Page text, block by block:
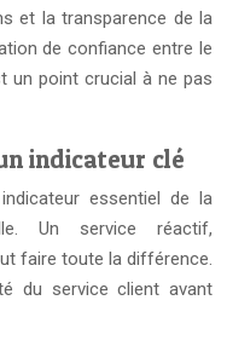
et la transparence de la
de confiance entre le
un point crucial à ne pas
indicateur clé
essentiel de la
Un service réactif,
faire toute la différence.
du service client avant